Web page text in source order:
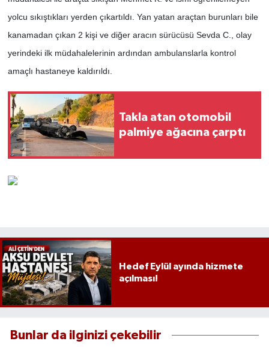
yolcu sıkıştıkları yerden çıkartıldı. Yan yatan araçtan burunları bile
kanamadan çıkan 2 kişi ve diğer aracın sürücüsü Sevda C., olay
yerindeki ilk müdahalelerinin ardından ambulanslarla kontrol
amaçlı hastaneye kaldırıldı.
Takla atan otomobil
palmiye ağacına çarptı
Hedef Eylül ayında hizmete
açılması!
Bunlar da ilginizi çekebilir